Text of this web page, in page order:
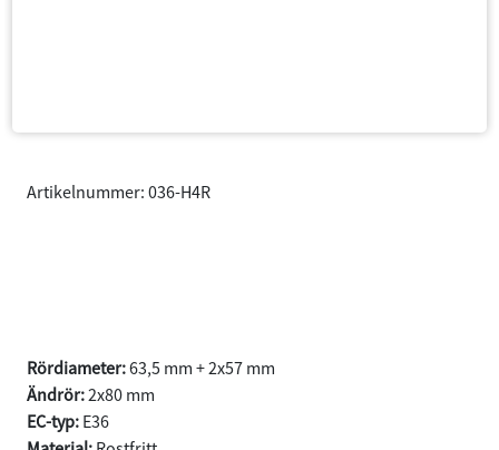
Artikelnummer: 036-H4R
Rördiameter:63,5 mm + 2x57 mm
Ändrör:2x80 mm
EC-typ: E36